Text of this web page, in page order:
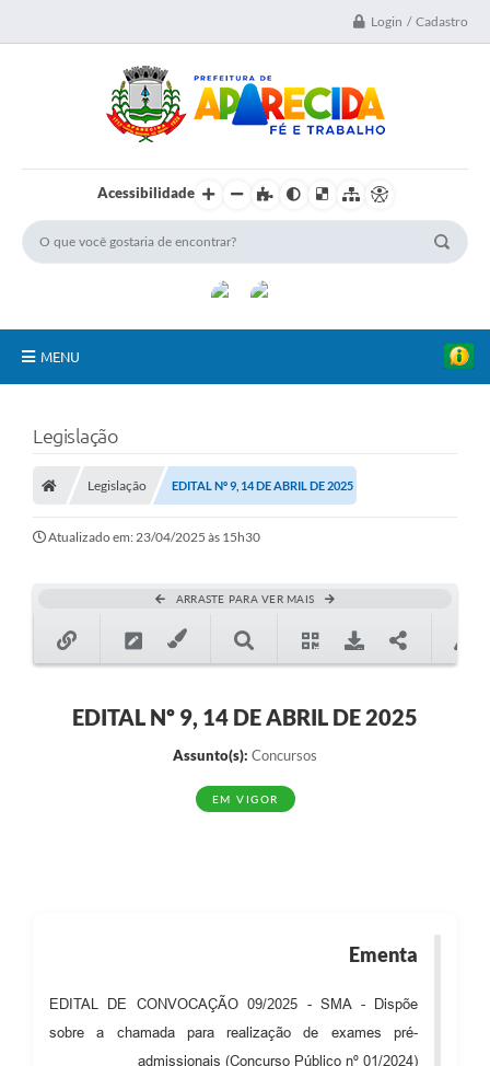
Login / Cadastro
Acessibilidade
MENU
Secretarias
Transparência
Turismo
Coronavírus
Serviços Online
Audiências Públicas
Legislação
Legislação EDITAL Nº 9, 14 DE ABRIL DE 2025
Atualizado em: 23/04/2025 às 15h30
ARRASTE PARA VER MAIS
EDITAL Nº 9, 14 DE ABRIL DE 2025
Assunto(s): Concursos
EM VIGOR
Ementa
EDITAL DE CONVOCAÇÃO 09/2025 - SMA - Dispõe
sobre a chamada para realização de exames pré-
admissionais (Concurso Público nº 01/2024)